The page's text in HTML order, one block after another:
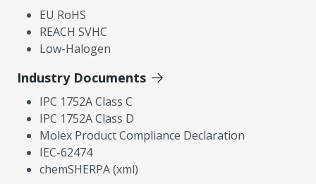
EU RoHS
REACH SVHC
Low-Halogen
Industry Documents
IPC 1752A Class C
IPC 1752A Class D
Molex Product Compliance Declaration
IEC-62474
chemSHERPA (xml)